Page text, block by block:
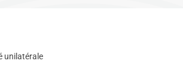
unilatérale